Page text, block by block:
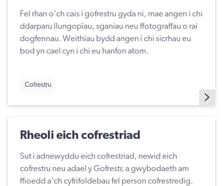
Fel rhan o'ch cais i gofrestru gyda ni, mae angen i chi
ddarparu llungopïau, sganiau neu ffotograffau o rai
dogfennau. Weithiau bydd angen i chi sicrhau eu
bod yn cael cyn i chi eu hanfon atom.
Cofrestru
Rheoli eich cofrestriad
Sut i adnewyddu eich cofrestriad, newid eich
cofrestru neu adael y Gofrestr, a gwybodaeth am
ffioedd a'ch cyfrifoldebau fel person cofrestredig.